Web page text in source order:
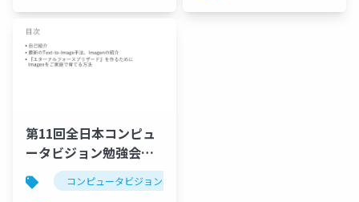
第11回全日本コンピュ
ータビジョン勉強会前
編 Imagenの紹介
コンピュータビジョン